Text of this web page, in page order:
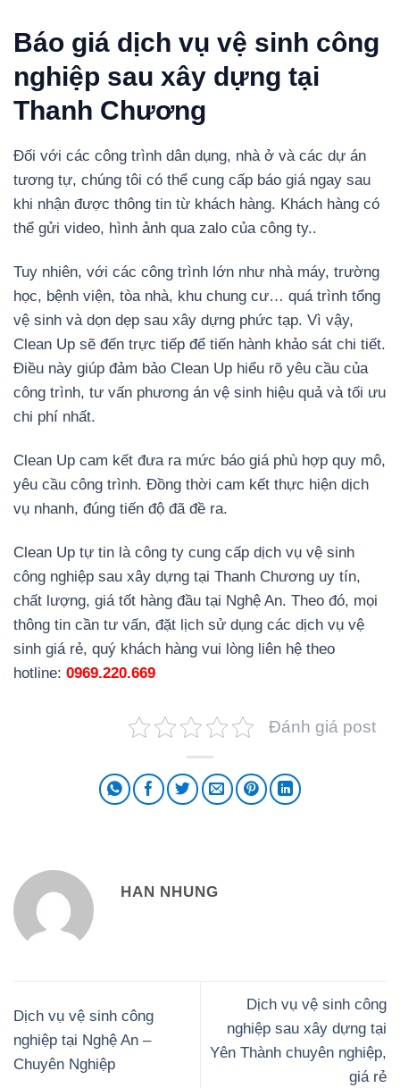
Báo giá dịch vụ vệ sinh công
nghiệp sau xây dựng tại
Thanh Chương
Đối với các công trình dân dụng, nhà ở và các dự án
tương tự, chúng tôi có thể cung cấp báo giá ngay sau
khi nhận được thông tin từ khách hàng. Khách hàng có
thể gửi video, hình ảnh qua zalo của công ty..
Tuy nhiên, với các công trình lớn như nhà máy, trường
học, bệnh viện, tòa nhà, khu chung cư… quá trình tổng
vệ sinh và dọn dẹp sau xây dựng phức tạp. Vì vậy,
Clean Up sẽ đến trực tiếp để tiến hành khảo sát chi tiết.
Điều này giúp đảm bảo Clean Up hiểu rõ yêu cầu của
công trình, tư vấn phương án vệ sinh hiệu quả và tối ưu
chi phí nhất.
Clean Up cam kết đưa ra mức báo giá phù hợp quy mô,
yêu cầu công trình. Đồng thời cam kết thực hiện dịch
vụ nhanh, đúng tiến độ đã đề ra.
Clean Up tự tin là công ty cung cấp dịch vụ vệ sinh
công nghiệp sau xây dựng tại Thanh Chương uy tín,
chất lượng, giá tốt hàng đầu tại Nghệ An. Theo đó, mọi
thông tin cần tư vấn, đặt lịch sử dụng các dịch vụ vệ
sinh giá rẻ, quý khách hàng vui lòng liên hệ theo
hotline: 0969.220.669
Đánh giá post
HAN NHUNG
Dịch vụ vệ sinh công
nghiệp tại Nghệ An –
Chuyên Nghiệp
Dịch vụ vệ sinh công
nghiệp sau xây dựng tại
Yên Thành chuyên nghiệp,
giá rẻ